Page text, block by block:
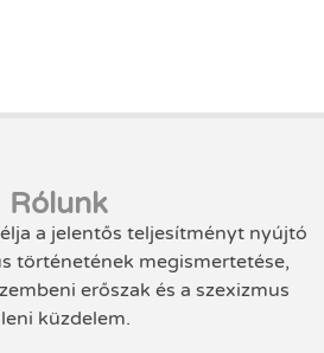
Rólunk
a jelentős teljesítményt nyújtó
történetének megismertetése,
erőszak és a szexizmus
küzdelem.